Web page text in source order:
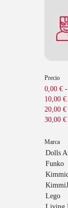
Precio
0,00 € -
10,00 €
20,00 €
30,00 €
Marca